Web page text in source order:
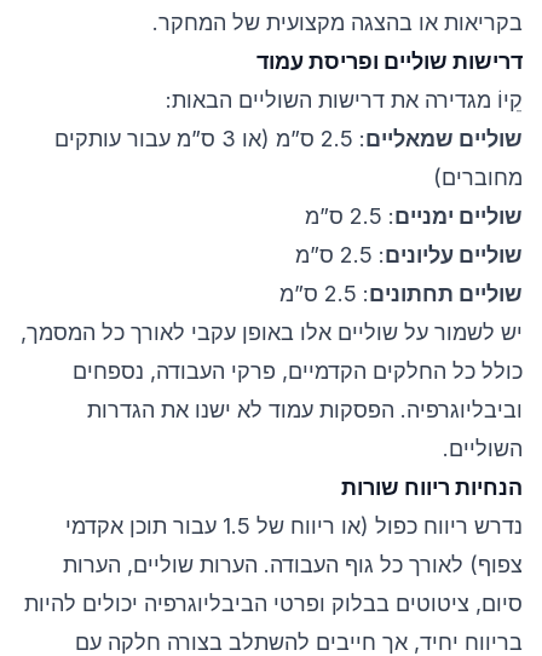
בקריאות או בהצגה מקצועית של המחקר.
דרישות שוליים ופריסת עמוד
קֵיוֹ מגדירה את דרישות השוליים הבאות:
שוליים שמאליים
: 2.5 ס”מ (או 3 ס”מ עבור עותקים
מחוברים)
שוליים ימניים: 2.5 ס”מ
שוליים עליונים: 2.5 ס”מ
שוליים תחתונים: 2.5 ס”מ
יש לשמור על שוליים אלו באופן עקבי לאורך כל המסמך,
כולל כל החלקים הקדמיים, פרקי העבודה, נספחים
וביבליוגרפיה. הפסקות עמוד לא ישנו את הגדרות
השוליים.
הנחיות ריווח שורות
נדרש ריווח כפול (או ריווח של 1.5 עבור תוכן אקדמי
צפוף) לאורך כל גוף העבודה. הערות שוליים, הערות
סיום, ציטוטים בבלוק ופרטי הביבליוגרפיה יכולים להיות
בריווח יחיד, אך חייבים להשתלב בצורה חלקה עם